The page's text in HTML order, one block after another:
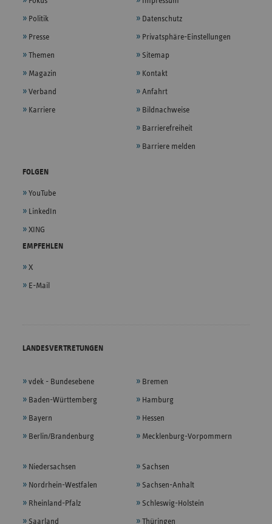
Politik
Presse
Themen
Magazin
Verband
Karriere
Datenschutz
Privatsphäre-Einstellungen
Sitemap
Kontakt
Anfahrt
Bildnachweise
Barrierefreiheit
Barriere melden
FOLGEN
YouTube
LinkedIn
XING
EMPFEHLEN
X
E-Mail
LANDESVERTRETUNGEN
vdek - Bundesebene
Baden-Württemberg
Bayern
Berlin/Brandenburg
Bremen
Hamburg
Hessen
Mecklenburg-Vorpommern
Niedersachsen
Nordrhein-Westfalen
Rheinland-Pfalz
Saarland
Sachsen
Sachsen-Anhalt
Schleswig-Holstein
Thüringen